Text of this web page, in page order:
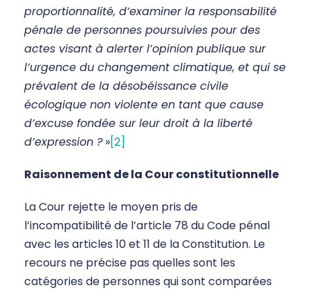
proportionnalité, d’examiner la responsabilité
pénale de personnes poursuivies pour des
actes visant à alerter l’opinion publique sur
l’urgence du changement climatique, et qui se
prévalent de la désobéissance civile
écologique non violente en tant que cause
d’excuse fondée sur leur droit à la liberté
d’expression ?»[2]
Raisonnement de la Cour constitutionnelle
La Cour rejette le moyen pris de
l’incompatibilité de l’article 78 du Code pénal
avec les articles 10 et 11 de la Constitution. Le
recours ne précise pas quelles sont les
catégories de personnes qui sont comparées